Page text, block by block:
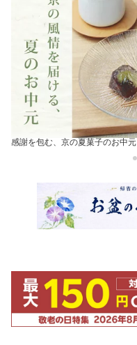
感謝を包む、京の夏菓子のお中元